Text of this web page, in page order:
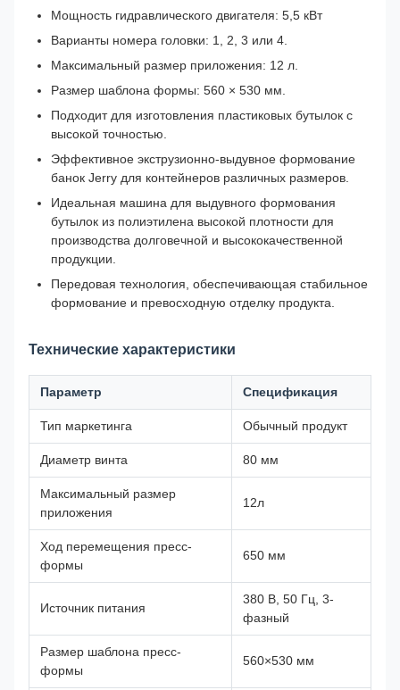
Мощность гидравлического двигателя: 5,5 кВт
Варианты номера головки: 1, 2, 3 или 4.
Максимальный размер приложения: 12 л.
Размер шаблона формы: 560 × 530 мм.
Подходит для изготовления пластиковых бутылок с
высокой точностью.
Эффективное экструзионно-выдувное формование
банок Jerry для контейнеров различных размеров.
Идеальная машина для выдувного формования
бутылок из полиэтилена высокой плотности для
производства долговечной и высококачественной
продукции.
Передовая технология, обеспечивающая стабильное
формование и превосходную отделку продукта.
Технические характеристики
Параметр Спецификация
Тип маркетинга Обычный продукт
Диаметр винта 80 мм
Максимальный размер
приложения
12л
Ход перемещения пресс-
формы
650 мм
Источник питания
380 В, 50 Гц, 3-
фазный
Размер шаблона пресс-
формы
560×530 мм